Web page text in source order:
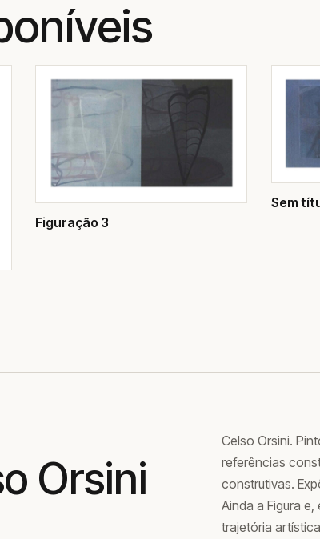
Figuração 3
Sem
Orsini
Celso Orsini.
referências
construtivas.
Ainda a Figura
trajetória